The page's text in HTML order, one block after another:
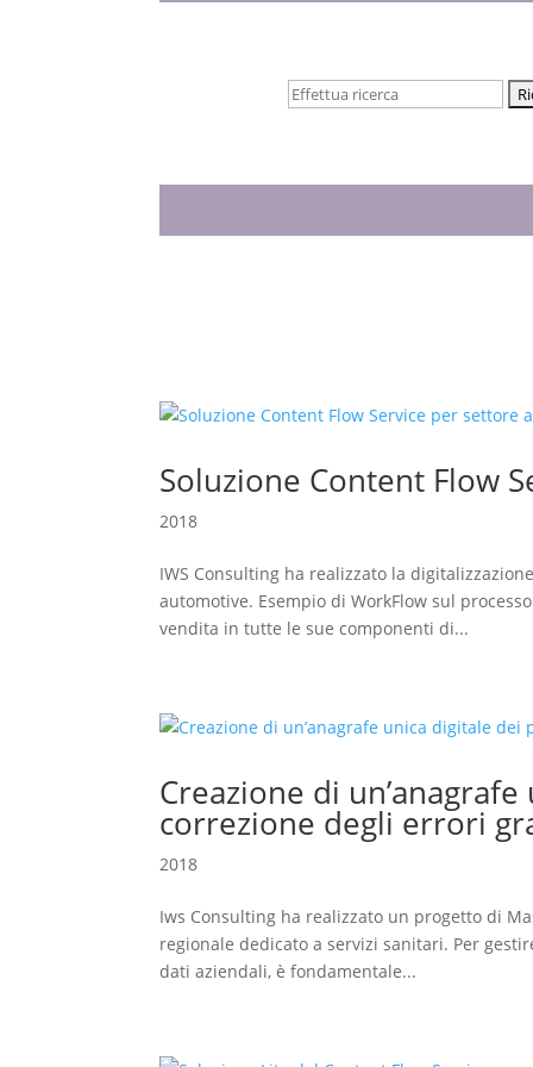
Cerca:
Soluzione Content Flow
2018
IWS Consulting ha realizzato la
automotive. Esempio di WorkFlow sul
vendita in tutte le sue componenti di...
Creazione di
correzione degli errori
2018
Iws Consulting ha realizzato un progetto di
regionale dedicato a servizi sanitari. Per
dati aziendali, è fondamentale...